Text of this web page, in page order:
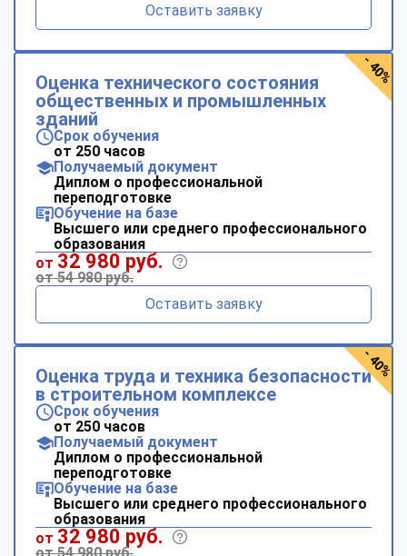
Оставить заявку
Оценка технического состояния
общественных и промышленных
зданий
Срок обучения
от 250 часов
Получаемый документ
Диплом о профессиональной
переподготовке
Обучение на базе
Высшего или среднего профессионального
образования
от 32 980 руб.
от 54 980 руб.
Оставить заявку
- 40%
Оценка труда и техника безопасности
в строительном комплексе
Срок обучения
от 250 часов
Получаемый документ
Диплом о профессиональной
переподготовке
Обучение на базе
Высшего или среднего профессионального
образования
от 32 980 руб.
- 40%